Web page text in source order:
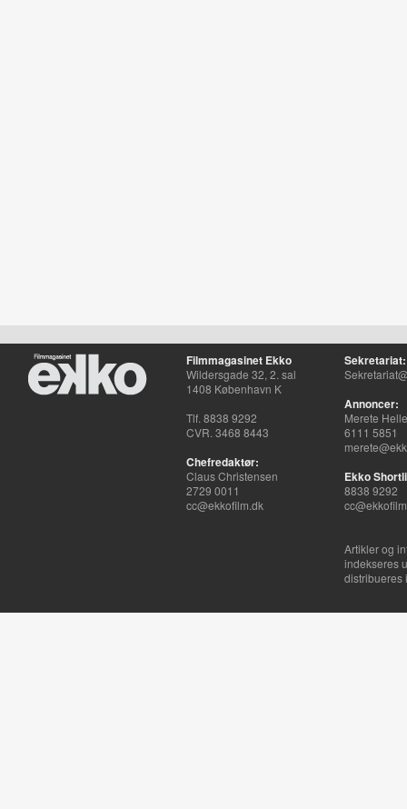
Filmmagasinet Ekko
Wildersgade 32, 2. sal
1408 København K
Tlf. 8838 9292
CVR. 3468 8443
Chefredaktør:
Claus Christensen
2729 0011
cc@ekkofilm.dk
Sekretariat:
Annoncer:
Merete
6111 5851
Ekko
8838 9292
Artikler og
indekseres
distribueres